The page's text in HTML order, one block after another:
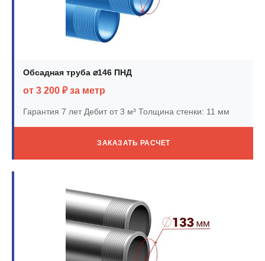
Обсадная труба ⌀146 ПНД
от 3 200 ₽ за метр
Гарантия 7 летДебит от 3 м³ Толщина стенки: 11 мм
ЗАКАЗАТЬ РАСЧЕТ